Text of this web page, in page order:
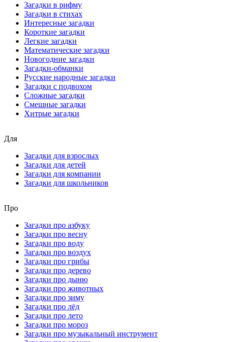
Загадки в рифму
Загадки в стихах
Интересные загадки
Короткие загадки
Легкие загадки
Математические загадки
Новогодние загадки
Загадки-обманки
Русские народные загадки
Загадки с подвохом
Сложные загадки
Смешные загадки
Хитрые загадки
Для
Загадки для взрослых
Загадки для детей
Загадки для компании
Загадки для школьников
Про
Загадки про азбуку
Загадки про весну
Загадки про воду
Загадки про воздух
Загадки про грибы
Загадки про дерево
Загадки про дыню
Загадки про животных
Загадки про зиму
Загадки про лёд
Загадки про лето
Загадки про мороз
Загадки про музыкальный инструмент